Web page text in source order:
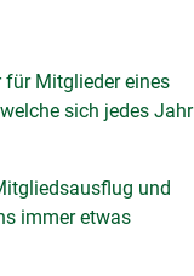
für Mitglieder eines
sich jedes Jahr
und
immer etwas